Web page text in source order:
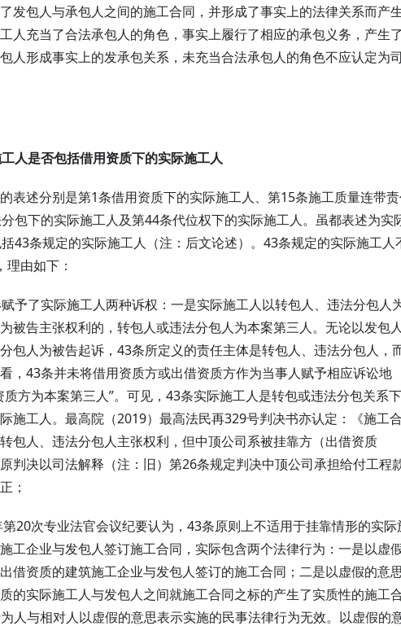
发包人与承包人之间的施工合同，并形成了事实上的法律关系而产
人充当了合法承包人的角色，事实上履行了相应的承包义务，产生了
人形成事实上的发承包关系，未充当合法承包人的角色不应认定为司
人是否包括借用资质下的实际施工人
表述分别是第1条借用资质下的实际施工人、第15条施工质量连带
包下的实际施工人及第44条代位权下的实际施工人。虽都表述为实
43条规定的实际施工人（注：后文论述）。43条规定的实际施工人
由如下：
予了实际施工人两种诉权：一是实际施工人以转包人、违法分包人
被告主张权利的，转包人或违法分包人为本案第三人。无论以发包人
包人为被告起诉，43条所定义的责任主体是转包人、违法分包人，
，43条并未将借用资质方或出借资质方作为当事人赋予相应诉讼地
方为本案第三人”。可见，43条实际施工人是转包或违法分包关系下
施工人。最高院（2019）最高法民再329号判决书亦认定：《施工合
包人、违法分包人主张权利，但中顶公司系被挂靠方（出借资质
判决以司法解释（注：旧）第26条规定判决中顶公司承担给付工程
；
20次专业法官会议纪要认为，43条原则上不适用于挂靠情形的实际
工企业与发包人签订施工合同，实际包含两个法律行为：一是以虚
借资质的建筑施工企业与发包人签订的施工合同；二是以虚假的意
的实际施工人与发包人之间就施工合同之标的产生了实质性的施工
人与相对人以虚假的意思表示实施的民事法律行为无效。以虚假的